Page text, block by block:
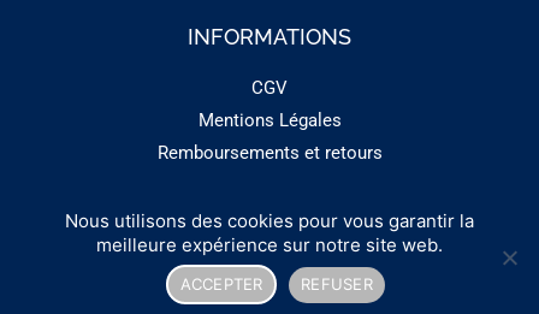
INFORMATIONS
CGV
Mentions Légales
Remboursements et retours
Copyright 2025 - GUINEMENT
Nous utilisons des cookies pour vous garantir la
meilleure expérience sur notre site web.
ACCEPTER REFUSER